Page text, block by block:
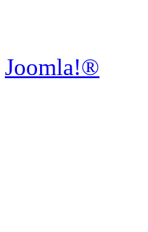
Joomla!®